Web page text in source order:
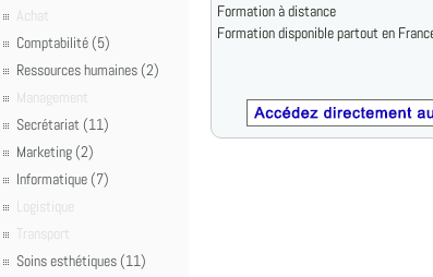
Achat
Comptabilité (5)
Ressources humaines (2)
Management
Secrétariat (11)
Marketing (2)
Informatique (7)
Logistique
Transport
Soins esthétiques (11)
Formation à distance
Formation disponible partout en